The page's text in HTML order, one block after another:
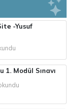
-Yusuf
1. Modül Sınavı